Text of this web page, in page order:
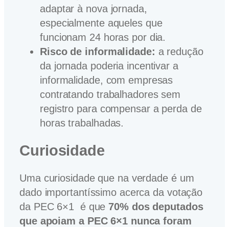
adaptar à nova jornada,
especialmente aqueles que
funcionam 24 horas por dia.
Risco de informalidade: a redução
da jornada poderia incentivar a
informalidade, com empresas
contratando trabalhadores sem
registro para compensar a perda de
horas trabalhadas.
Curiosidade
Uma curiosidade que na verdade é um
dado importantíssimo acerca da votação
da PEC 6×1 é que 70% dos deputados
que apoiam a PEC 6×1 nunca foram